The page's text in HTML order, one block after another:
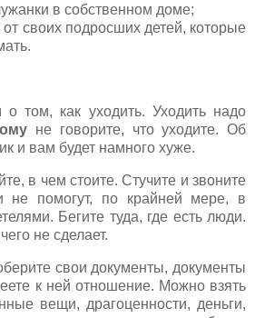
в собственном доме;
своих подросших детей, которые
том, как уходить. Уходить надо
не говорите, что уходите. Об
и вам будет намного хуже.
в чем стоите. Стучите и звоните
не помогут, по крайней мере, в
Бегите туда, где есть люди.
не сделает.
свои документы, документы
к ней отношение. Можно взять
вещи, драгоценности, деньги,